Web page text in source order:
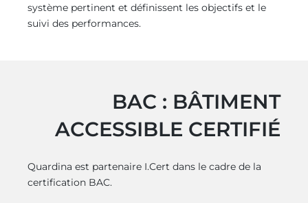
système pertinent et définissent les objectifs et le
suivi des performances.
BAC : BÂTIMENT
ACCESSIBLE CERTIFIÉ
Quardina est partenaire I.Cert dans le cadre de la
certification BAC.